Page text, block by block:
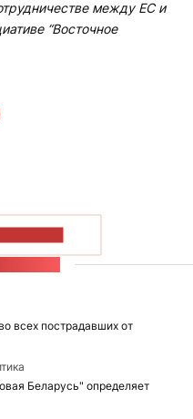
между ЕС и
“Восточное
всех пострадавших от
Беларусь" определяет